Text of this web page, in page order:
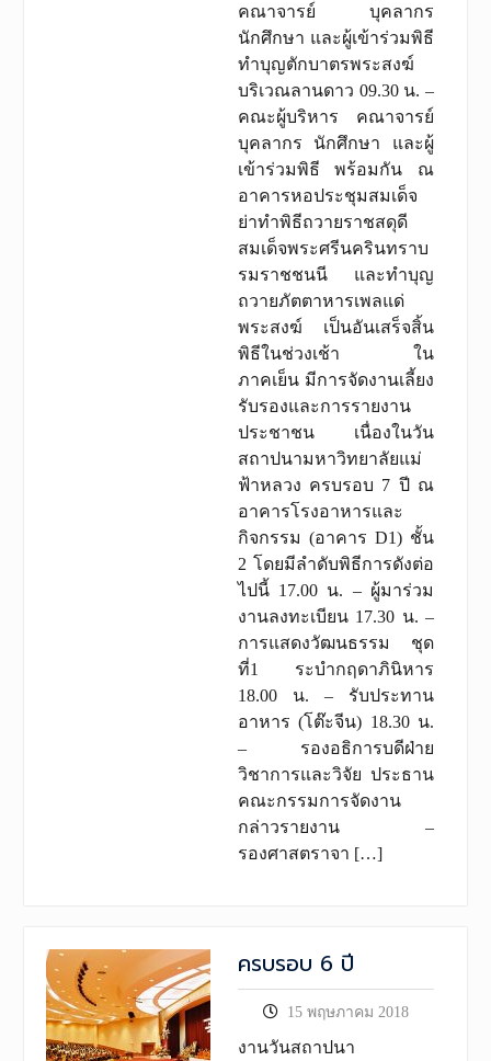
คณาจารย์ บุคลากร
นักศึกษา และผู้เข้าร่วมพิธี
ทำบุญตักบาตรพระสงฆ์
บริเวณลานดาว 09.30 น. –
คณะผู้บริหาร คณาจารย์
บุคลากร นักศึกษา และผู้
เข้าร่วมพิธี พร้อมกัน ณ
อาคารหอประชุมสมเด็จ
ย่าทำพิธีถวายราชสดุดี
สมเด็จพระศรีนครินทราบ
รมราชชนนี และทำบุญ
ถวายภัตตาหารเพลแด่
พระสงฆ์ เป็นอันเสร็จสิ้น
พิธีในช่วงเช้า ใน
ภาคเย็น มีการจัดงานเลี้ยง
รับรองและการรายงาน
ประชาชน เนื่องในวัน
สถาปนามหาวิทยาลัยแม่
ฟ้าหลวง ครบรอบ 7 ปี ณ
อาคารโรงอาหารและ
กิจกรรม (อาคาร D1) ชั้น
2 โดยมีลำดับพิธีการดังต่อ
ไปนี้ 17.00 น. – ผู้มาร่วม
งานลงทะเบียน 17.30 น. –
การแสดงวัฒนธรรม ชุด
ที่1 ระบำกฤดาภินิหาร
18.00 น. – รับประทาน
อาหาร (โต๊ะจีน) 18.30 น.
– รองอธิการบดีฝ่าย
วิชาการและวิจัย ประธาน
คณะกรรมการจัดงาน
กล่าวรายงาน –
รองศาสตราจา […]
ครบรอบ 6 ปี
15 พฤษภาคม 2018
งานวันสถาปนา